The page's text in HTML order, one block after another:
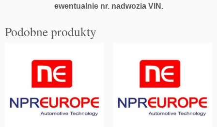
ewentualnie nr. nadwozia VIN.
Podobne produkty